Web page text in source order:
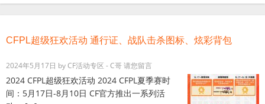
CFPL超级狂欢活动 通行证、战队击杀图标、炫彩背包
2024年5月17日 byCF活动专区 - C哥请您留言
2024 CFPL超级狂欢活动 2024 CFPL夏季赛时
间：5月17日-8月10日 CF官方推出一系列活